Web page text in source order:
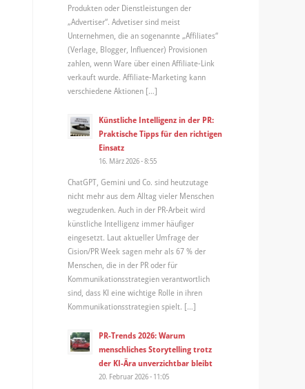
Produkten oder Dienstleistungen der
„Advertiser“. Advetiser sind meist
Unternehmen, die an sogenannte „Affiliates“
(Verlage, Blogger, Influencer) Provisionen
zahlen, wenn Ware über einen Affiliate-Link
verkauft wurde. Affiliate-Marketing kann
verschiedene Aktionen […]
Künstliche Intelligenz in der PR:
Praktische Tipps für den richtigen
Einsatz
16. März 2026 - 8:55
ChatGPT, Gemini und Co. sind heutzutage
nicht mehr aus dem Alltag vieler Menschen
wegzudenken. Auch in der PR-Arbeit wird
künstliche Intelligenz immer häufiger
eingesetzt. Laut aktueller Umfrage der
Cision/PR Week sagen mehr als 67 % der
Menschen, die in der PR oder für
Kommunikationsstrategien verantwortlich
sind, dass KI eine wichtige Rolle in ihren
Kommunikationsstrategien spielt. […]
PR-Trends 2026: Warum
menschliches Storytelling trotz
der KI-Ära unverzichtbar bleibt
20. Februar 2026 - 11:05